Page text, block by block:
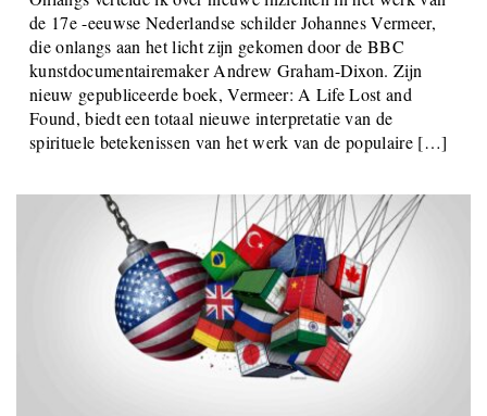
februari 1, 2026
Onlangs vertelde ik over nieuwe inzichten in het werk van
de 17e -eeuwse Nederlandse schilder Johannes Vermeer,
die onlangs aan het licht zijn gekomen door de BBC
kunstdocumentairemaker Andrew Graham-Dixon. Zijn
nieuw gepubliceerde boek, Vermeer: A Life Lost and
Found, biedt een totaal nieuwe interpretatie van de